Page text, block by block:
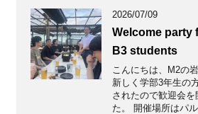
2026/07/09
Welcome party
B3 students
こんにちは、M2の岩
新しく学部3年生の
されたので歓迎会を
た。 開催場所はパ